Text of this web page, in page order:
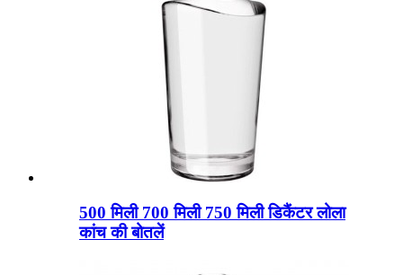
500 मिली 700 मिली 750 मिली डिकैंटर लोला
कांच की बोतलें